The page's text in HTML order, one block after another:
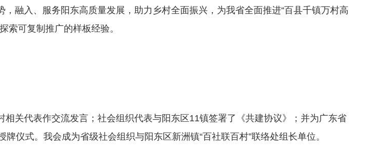
融入、服务阳东高质量发展，助力乡村全面振兴，为我省全面推进“百县千镇万村高
索可复制推广的样板经验。
相关代表作交流发言；社会组织代表与阳东区11镇签署了《共建协议》；并为广东省
仪式。我会成为省级社会组织与阳东区新洲镇“百社联百村”联络处组长单位。